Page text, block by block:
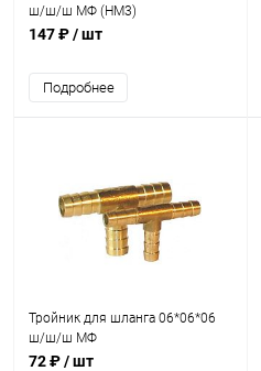
ш/ш/ш МФ (НМ3)
147 ₽/ шт
Подробнее
Тройник для шланга 06*06*06
ш/ш/ш МФ
72 ₽/ шт